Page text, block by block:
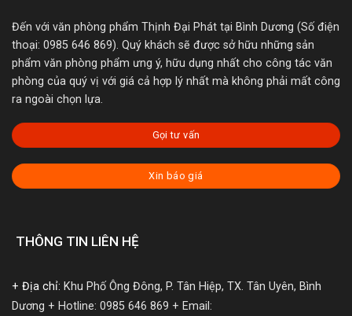
Đến với văn phòng phẩm Thịnh Đại Phát tại Bình Dương (Số điện
thoại: 0985 646 869). Quý khách sẽ được sở hữu những sản
phẩm văn phòng phẩm ưng ý, hữu dụng nhất cho công tác văn
phòng của quý vị với giá cả hợp lý nhất mà không phải mất công
ra ngoài chọn lựa.
Gọi tư vấn
Xin báo giá
THÔNG TIN LIÊN HỆ
+ Địa chỉ: Khu Phố Ông Đông, P. Tân Hiệp, TX. Tân Uyên, Bình
Dương + Hotline: 0985 646 869 + Email: